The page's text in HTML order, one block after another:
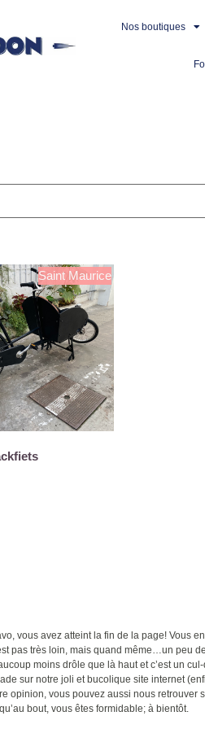
Nos boutiques
Saint Maurice
vous avez atteint la fin de la page! Vous
pas très loin, mais quand même…un peu
moins drôle que là haut et c’est un
sur notre joli et bucolique site internet
opinion, vous pouvez aussi nous retrouver
bout, vous êtes formidable; à bientôt.